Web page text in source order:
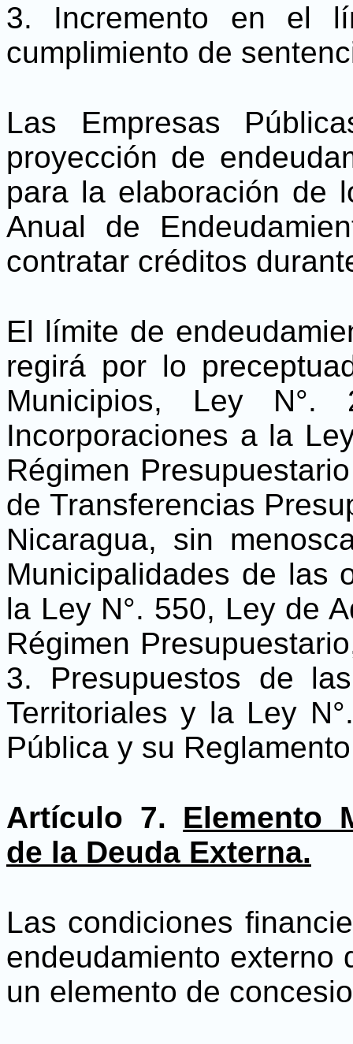
3. Incremento en el
cumplimiento de
Las Empresas
proyección de
para la elaboración de
Anual de
contratar créditos
El límite de
regirá por lo
Municipios, Ley
Incorporaciones a la
Régimen
de Transferencias
Nicaragua, sin
Municipalidades de las
la Ley N°. 550, Ley de
Régimen
3. Presupuestos de
Territoriales y la Ley
Pública y su
Artículo 7. Elemento
de la Deuda Externa.
Las condiciones
endeudamiento externo
un elemento de